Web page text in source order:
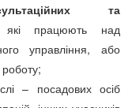
та
працюють над
управління, або
– посадових осіб